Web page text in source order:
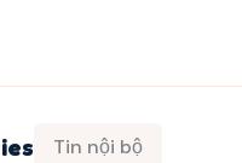
Tin nội bộ